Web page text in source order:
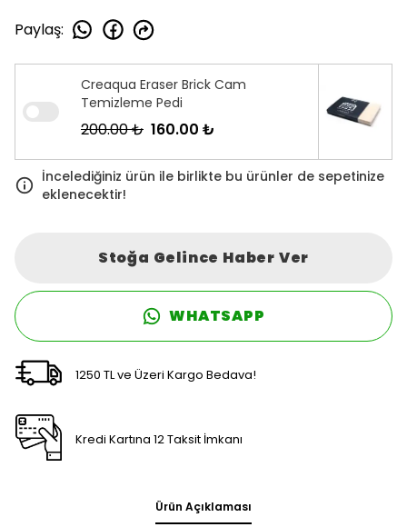
Paylaş:
Creaqua Eraser Brick Cam
Temizleme Pedi
200.00 ₺ 160.00 ₺
İncelediğiniz ürün ile birlikte bu ürünler de sepetinize
eklenecektir!
Stoğa Gelince Haber Ver
WHATSAPP
1250 TL ve Üzeri Kargo Bedava!
Kredi Kartına 12 Taksit İmkanı
Ürün Açıklaması